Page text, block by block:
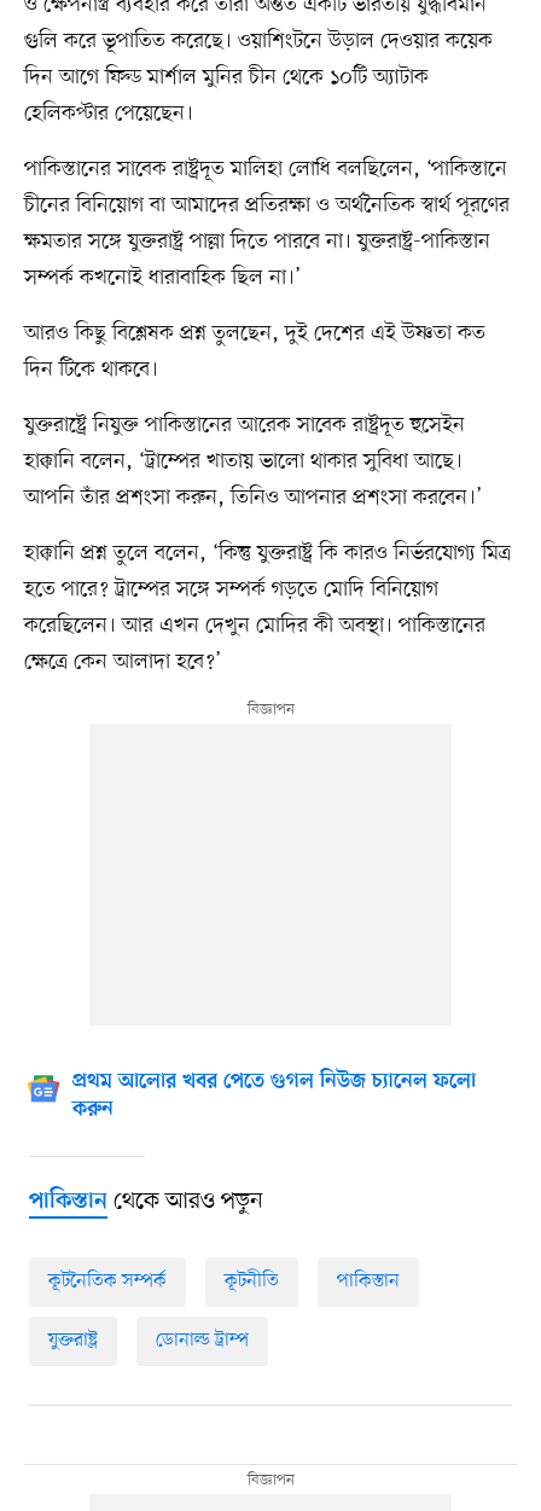
গুলি করে ভূপাতিত করেছে। ওয়াশিংটনে উড়াল দেওয়ার কয়েক
দিন আগে ফিল্ড মার্শাল মুনির চীন থেকে ১০টি অ্যাটাক
হেলিকপ্টার পেয়েছেন।
পাকিস্তানের সাবেক রাষ্ট্রদূত মালিহা লোধি বলছিলেন, ‘পাকিস্তানে
চীনের বিনিয়োগ বা আমাদের প্রতিরক্ষা ও অর্থনৈতিক স্বার্থ পূরণের
ক্ষমতার সঙ্গে যুক্তরাষ্ট্র পাল্লা দিতে পারবে না। যুক্তরাষ্ট্র-পাকিস্তান
সম্পর্ক কখনোই ধারাবাহিক ছিল না।’
আরও কিছু বিশ্লেষক প্রশ্ন তুলছেন, দুই দেশের এই উষ্ণতা কত
দিন টিকে থাকবে।
যুক্তরাষ্ট্রে নিযুক্ত পাকিস্তানের আরেক সাবেক রাষ্ট্রদূত হুসেইন
হাক্কানি বলেন, ‘ট্রাম্পের খাতায় ভালো থাকার সুবিধা আছে।
আপনি তাঁর প্রশংসা করুন, তিনিও আপনার প্রশংসা করবেন।’
হাক্কানি প্রশ্ন তুলে বলেন, ‘কিন্তু যুক্তরাষ্ট্র কি কারও নির্ভরযোগ্য মিত্র
হতে পারে? ট্রাম্পের সঙ্গে সম্পর্ক গড়তে মোদি বিনিয়োগ
করেছিলেন। আর এখন দেখুন মোদির কী অবস্থা। পাকিস্তানের
ক্ষেত্রে কেন আলাদা হবে?’
প্রথম আলোর খবর পেতে গুগল নিউজ চ্যানেল ফলো
করুন
পাকিস্তানথেকে আরও পড়ুন
কূটনৈতিক সম্পর্ক কূটনীতি পাকিস্তান
যুক্তরাষ্ট্র ডোনাল্ড ট্রাম্প